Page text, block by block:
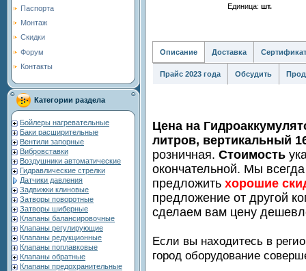
Паспорта
Монтаж
Скидки
Форум
Контакты
Категории раздела
Бойлеры нагревательные
Баки расширительные
Вентили запорные
Вибровставки
Воздушники автоматические
Гидравлические стрелки
Датчики давления
Задвижки клиновые
Затворы поворотные
Затворы шиберные
Клапаны балансировочные
Клапаны регулирующие
Клапаны редукционные
Клапаны поплавковые
Клапаны обратные
Клапаны предохранительные
Единица: шт.
Описание Доставка Сертификат
Прайс 2023 года Обсудить
Цена на
литров, вертикальный
розничная. Стоимость
окончательной. Мы
предложить хорошие
предложение от другой
сделаем вам цену
Если вы находитесь в
город оборудование